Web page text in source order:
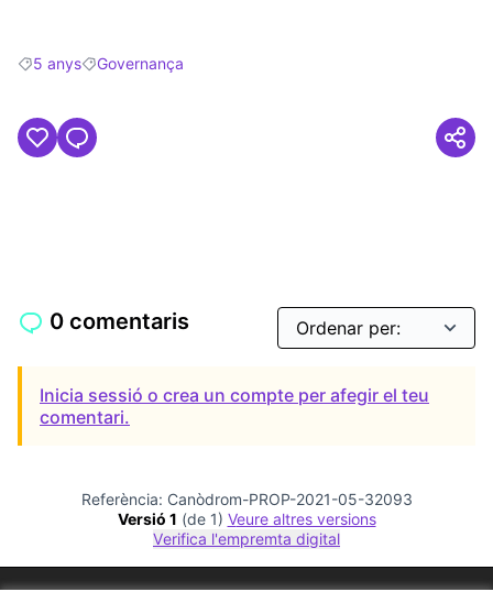
Resultats en filtrar per: 5 anys
5 anysResultats en filtrar per: Governança
Governança
0 comentaris
Inicia sessió o crea un compte per afegir el teu
comentari.
Referència: Canòdrom-PROP-2021-05-32093
Versió 1 (de 1)
veure altres versions
Verifica l'empremta digital